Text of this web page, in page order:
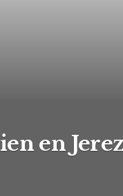
en Jerez